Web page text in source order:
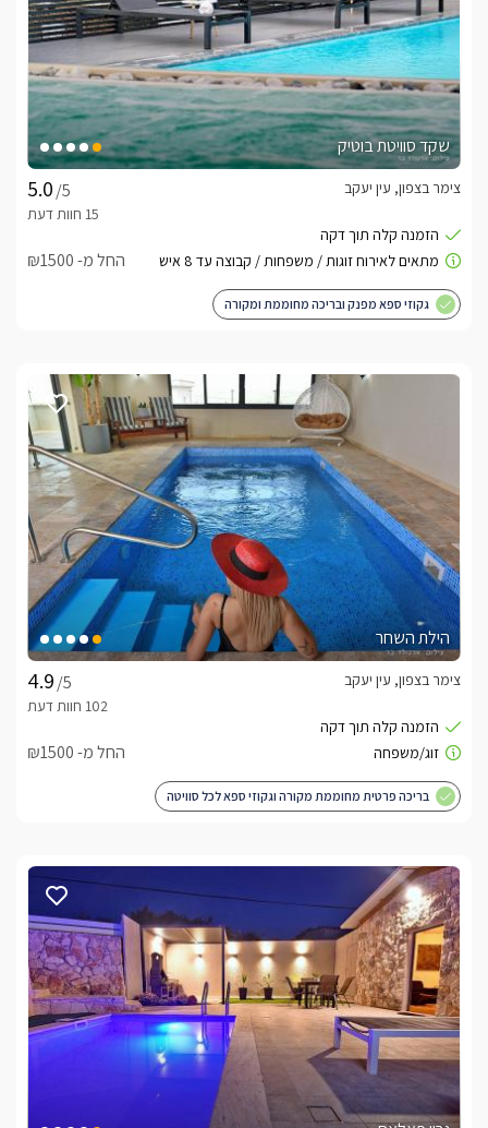
שקד סוויטת בוטיק
/5
צימר בצפון, עין יעקב
החל מ- ₪1500
גקוזי ספא מפנק ובריכה מחוממת ומקורה
הילת השחר
/5
צימר בצפון, עין יעקב
החל מ- ₪1500
בריכה פרטית מחוממת מקורה וגקוזי ספא לכל סוויטה